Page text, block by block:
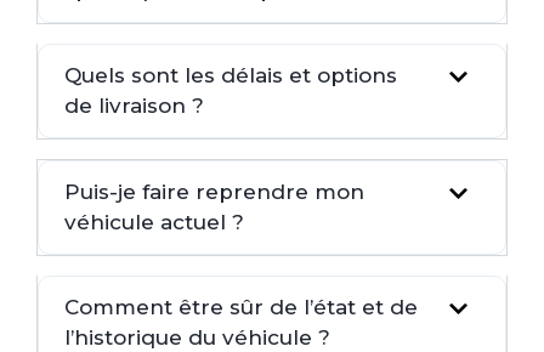
Quels sont les délais et options
de livraison ?
Puis-je faire reprendre mon
véhicule actuel ?
Comment être sûr de l’état et de
l’historique du véhicule ?